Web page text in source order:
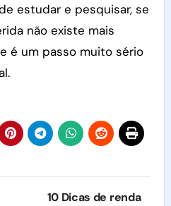
estudar e pesquisar, se
não existe mais
é um passo muito sério
10 Dicas de renda